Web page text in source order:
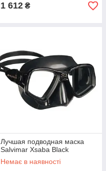
1 612 ₴
Лучшая подводная маска
Salvimar Xsaba Black
Немає в наявності